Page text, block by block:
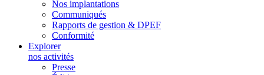
Nos implantations
Communiqués
Rapports de gestion & DPEF
Conformité
Explorer
nos activités
Presse